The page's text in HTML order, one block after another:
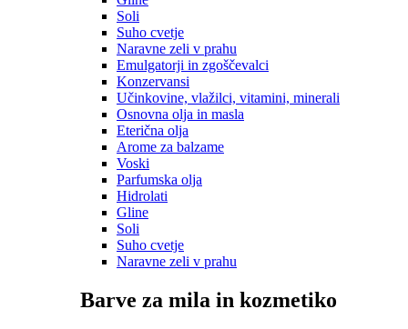
Soli
Suho cvetje
Naravne zeli v prahu
Emulgatorji in zgoščevalci
Konzervansi
Učinkovine, vlažilci, vitamini, minerali
Osnovna olja in masla
Eterična olja
Arome za balzame
Voski
Parfumska olja
Hidrolati
Gline
Soli
Suho cvetje
Naravne zeli v prahu
Barve za mila in kozmetiko